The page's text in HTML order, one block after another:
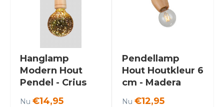
Hanglamp
Modern Hout
Pendel - Crius
Nu €14,95
Pendellamp
Hout Houtkleur 6
cm - Madera
Nu €12,95